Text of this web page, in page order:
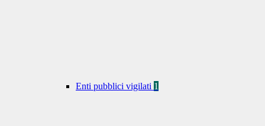
Enti pubblici vigilati 1